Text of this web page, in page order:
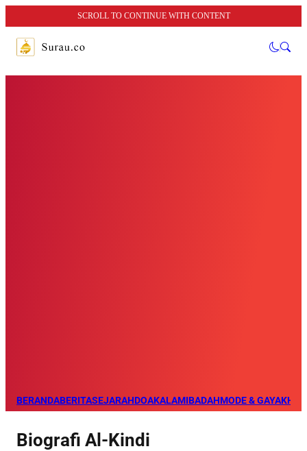
SCROLL TO CONTINUE WITH CONTENT
BERANDABERITASEJARAHDOAKALAMIBADAHMODE & GAYA
Biografi Al-Kindi